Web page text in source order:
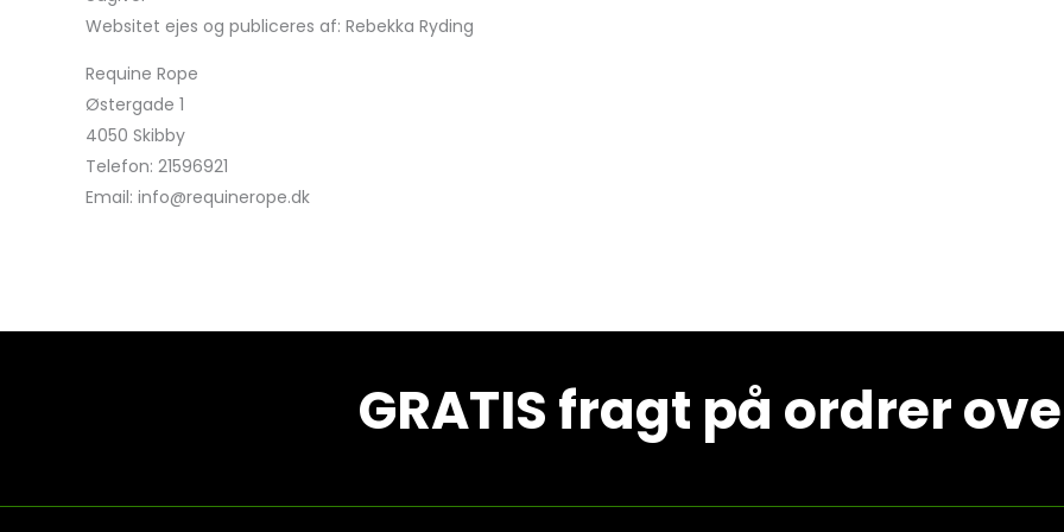
Websitet ejes og publiceres af: Rebekka Ryding
Requine Rope
Østergade 1
4050 Skibby
Telefon: 21596921
Email: info@requinerope.dk
GRATIS fragt på ordrer